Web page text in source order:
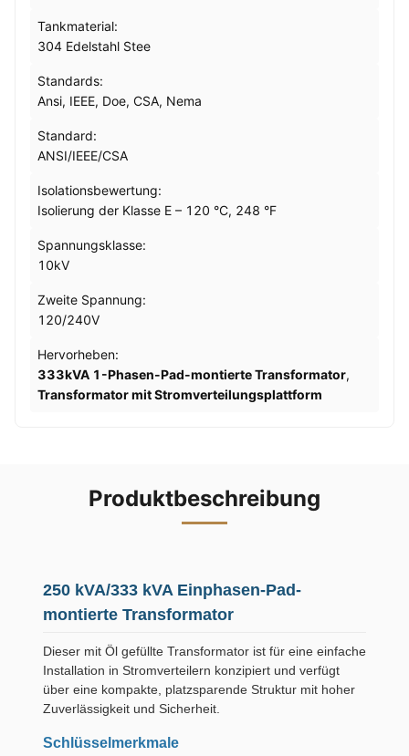
Tankmaterial:
304 Edelstahl Stee
Standards:
Ansi, IEEE, Doe, CSA, Nema
Standard:
ANSI/IEEE/CSA
Isolationsbewertung:
Isolierung der Klasse E – 120 °C, 248 °F
Spannungsklasse:
10kV
Zweite Spannung:
120/240V
Hervorheben:
333kVA 1-Phasen-Pad-montierte Transformator,
Transformator mit Stromverteilungsplattform
Produktbeschreibung
250 kVA/333 kVA Einphasen-Pad-
montierte Transformator
Dieser mit Öl gefüllte Transformator ist für eine einfache
Installation in Stromverteilern konzipiert und verfügt
über eine kompakte, platzsparende Struktur mit hoher
Zuverlässigkeit und Sicherheit.
Schlüsselmerkmale